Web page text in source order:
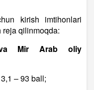
kirish imtihonlari
reja qilinmoqda:
Mir Arab oliy
– 93 ball;